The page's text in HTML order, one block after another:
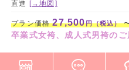
直進 [→地図]
プラン価格27,500円（税込）
卒業式女袴、成人式男袴のご